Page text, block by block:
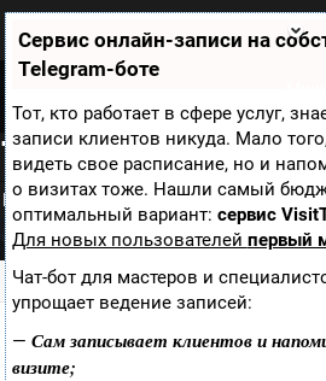
Сервис онлайн-записи на
Telegram-боте
Тот, кто работает в сфере услуг,
записи клиентов никуда. Мало
видеть свое расписание, но и
о визитах тоже. Нашли самый
оптимальный вариант: сервис
Для новых пользователей первый
Чат-бот для мастеров и
упрощает ведение записей:
— Сам записывает клиентов и
визите;
Zobra.ru - Игровое сообщество -
все о играх
П
ф
м
ы
The Amazing
Новости Видео В разработке
Zobra.ru»Игры» The Amazing Spider-